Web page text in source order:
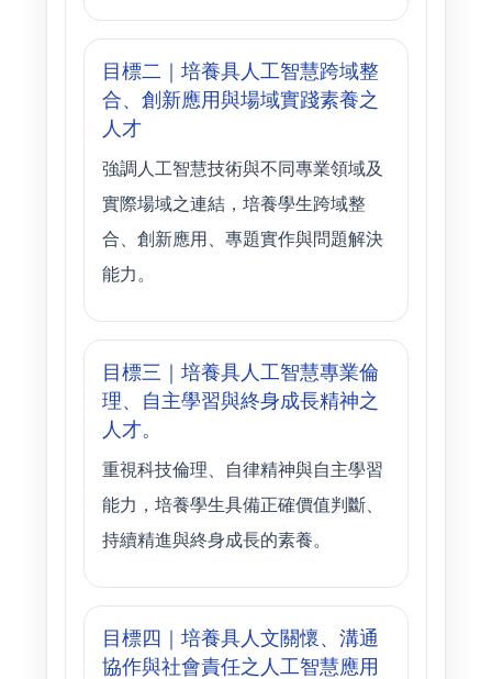
目標二｜培養具人工智慧跨域整
合、創新應用與場域實踐素養之
人才
強調人工智慧技術與不同專業領域及
實際場域之連結，培養學生跨域整
合、創新應用、專題實作與問題解決
能力。
目標三｜培養具人工智慧專業倫
理、自主學習與終身成長精神之
人才。
重視科技倫理、自律精神與自主學習
能力，培養學生具備正確價值判斷、
持續精進與終身成長的素養。
目標四｜培養具人文關懷、溝通
協作與社會責任之人工智慧應用